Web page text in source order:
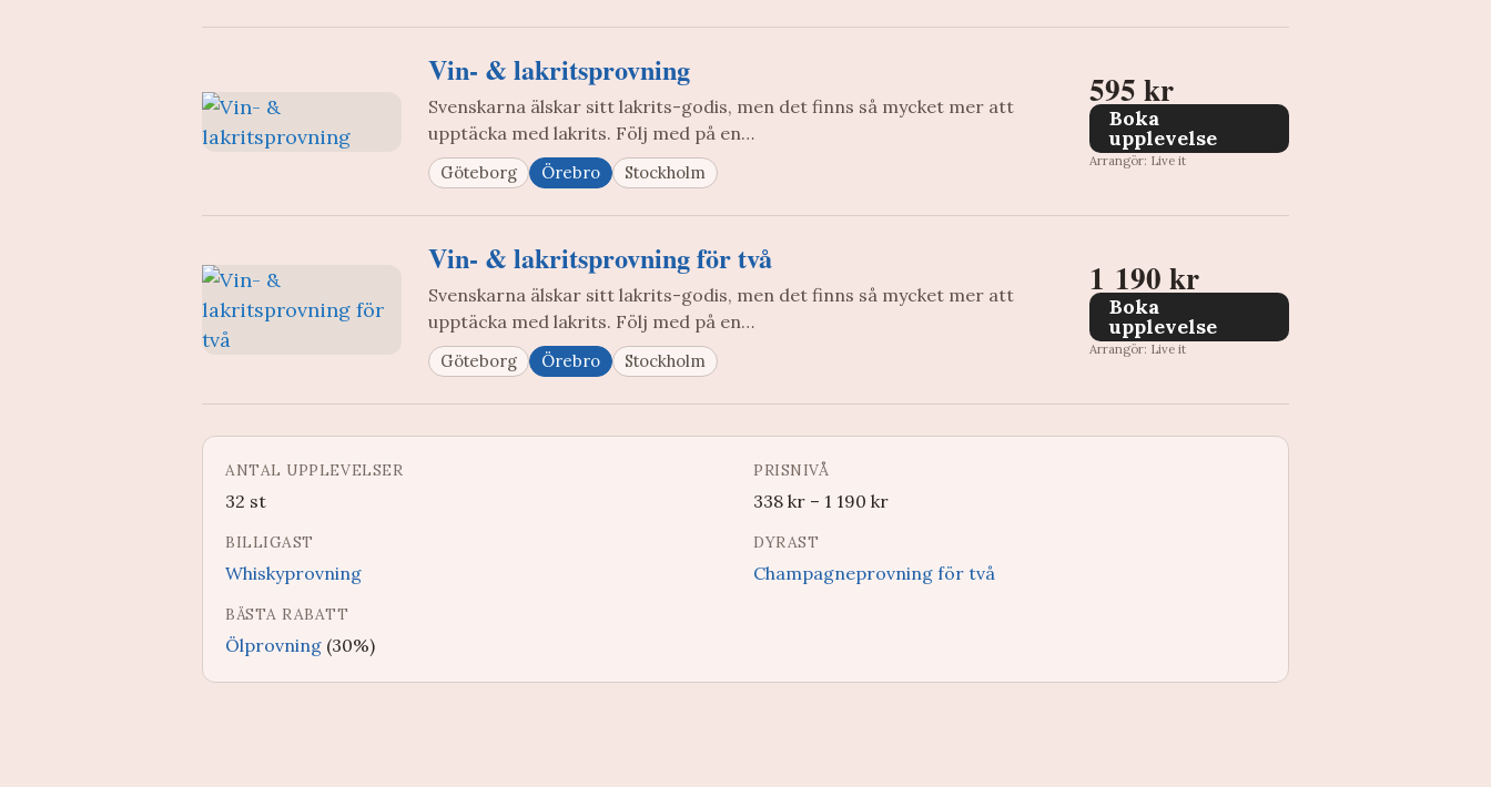
Vin- & lakritsprovning
Svenskarna älskar sitt lakrits-godis, men det finns så mycket mer att
upptäcka med lakrits. Följ med på en…
Göteborg Örebro Stockholm
595 kr
Boka
upplevelse
Arrangör: Live it
Vin- & lakritsprovning för två
Svenskarna älskar sitt lakrits-godis, men det finns så mycket mer att
upptäcka med lakrits. Följ med på en…
Göteborg Örebro Stockholm
1 190 kr
Boka
upplevelse
Arrangör: Live it
ANTAL UPPLEVELSER
32 st
PRISNIVÅ
338 kr – 1 190 kr
BILLIGAST
Whiskyprovning
DYRAST
Champagneprovning för två
BÄSTA RABATT
Ölprovning (30%)